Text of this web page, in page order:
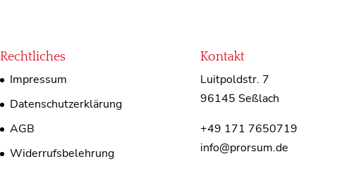
Rechtliches
Impressum
Datenschutzerklärung
AGB
Widerrufsbelehrung
Kontakt
Luitpoldstr. 7
96145 Seßlach
+49 171 7650719
info@prorsum.de